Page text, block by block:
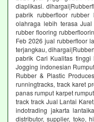
diaplikasi.
pabrik rubberfloor rubber
olahraga lebih terasa
rubber flooring
Feb 2026 jual rubberfloor
terjangkau,
pabrik Cari Kualitas tinggi
Jogging indonesian
Rubber & Plastic
runningtracks, track karet
panas rumput karpet
track track Jual Lantai
indotrading jakarta
distributor, supplier, toko,